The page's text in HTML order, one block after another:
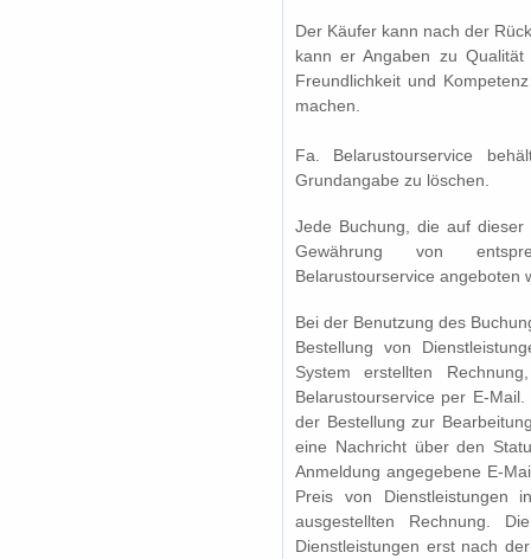
Der Käufer kann nach der
kann er Angaben zu
Freundlichkeit und
machen.
Fa. Belarustourservice
Grundangabe zu löschen.
Jede Buchung, die auf
Gewährung von
Belarustourservice angeboten
Bei der Benutzung des
Bestellung von
System erstellten
Belarustourservice per E-
der Bestellung zur
eine Nachricht über den
Anmeldung angegebene E-
Preis von Dienstleistungen
ausgestellten Rechnung.
Dienstleistungen erst nach